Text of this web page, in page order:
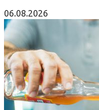
06.08.2026